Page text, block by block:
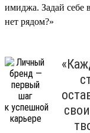
имиджа. Задай себе
нет рядом?»